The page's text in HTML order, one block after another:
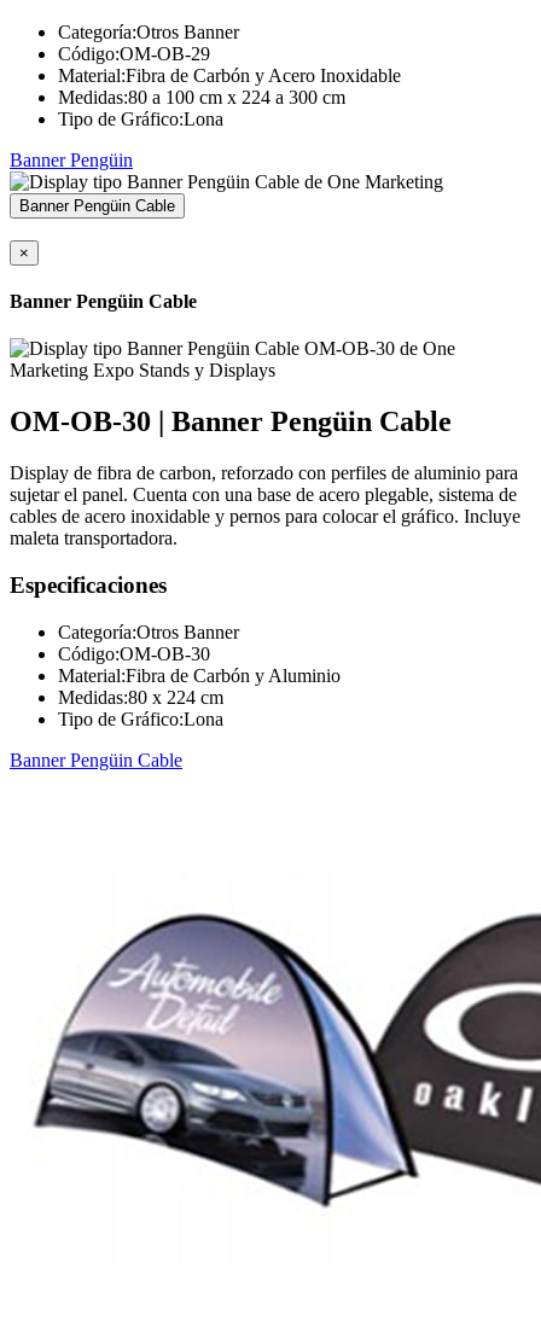
Categoría:Otros Banner
Código:OM-OB-29
Material:Fibra de Carbón y Acero Inoxidable
Medidas:80 a 100 cm x 224 a 300 cm
Tipo de Gráfico:Lona
Banner Pengüin
Banner Pengüin Cable
×
Banner Pengüin Cable
OM-OB-30 | Banner Pengüin Cable
Display de fibra de carbon, reforzado con perfiles de aluminio para
sujetar el panel. Cuenta con una base de acero plegable, sistema de
cables de acero inoxidable y pernos para colocar el gráfico. Incluye
maleta transportadora.
Especificaciones
Categoría:Otros Banner
Código:OM-OB-30
Material:Fibra de Carbón y Aluminio
Medidas:80 x 224 cm
Tipo de Gráfico:Lona
Banner Pengüin Cable